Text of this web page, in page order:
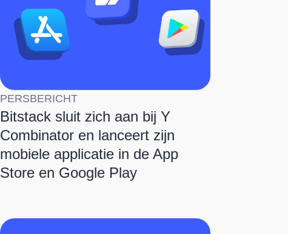
PERSBERICHT
Bitstack sluit zich aan bij Y
Combinator en lanceert zijn
mobiele applicatie in de App
Store en Google Play